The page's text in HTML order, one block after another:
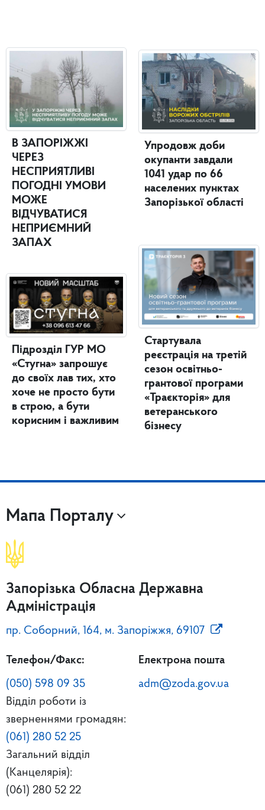
В ЗАПОРІЖЖІ
ЧЕРЕЗ
НЕСПРИЯТЛИВІ
ПОГОДНІ УМОВИ
МОЖЕ
ВІДЧУВАТИСЯ
НЕПРИЄМНИЙ
ЗАПАХ
Підрозділ ГУР МО
«Стугна» запрошує
до своїх лав тих, хто
хоче не просто бути
в строю, а бути
корисним і важливим
Упродовж доби
окупанти завдали
1041 удар по 66
населених пунктах
Запорізької області
Стартувала
реєстрація на третій
сезон освітньо-
грантової програми
«Траєкторія» для
ветеранського
бізнесу
Мапа Порталу
Запорізька Обласна Державна
Адміністрація
пр. Соборний, 164, м. Запоріжжя, 69107
Телефон/Факс:
(050) 598 09 35
Відділ роботи із
зверненнями громадян:
(061) 280 52 25
Загальний відділ
(Канцелярія):
(061) 280 52 22
Електрона пошта
adm@zoda.gov.ua